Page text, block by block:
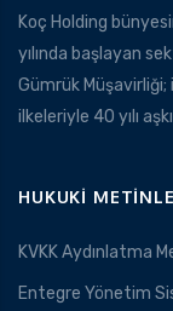
Koç Holding
yılında başlayan
Gümrük Müşavirliği;
ilkeleriyle 40 yılı
HUKUKI
KVKK Aydınlatma
Entegre Yönetim